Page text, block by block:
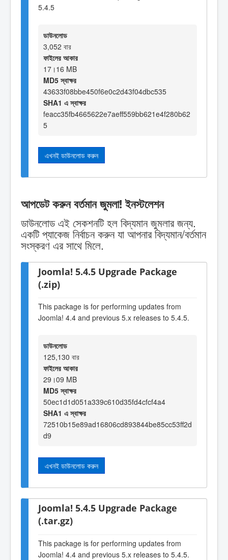
5.4.5
ডাউনলোড
3,052 বার
ফাইলের আকার
17।16 MB
MD5 স্বাক্ষর
43633f08bbe450f6e0c2d43f04dbc535
SHA1 এ স্বাক্ষর
feacc35fb4665622e7aeff559bb621e4f280b62
5
এখনই ডাউনলোড করুন
আপডেট করুন বর্তমান জুমলা! ইনস্টলেশন
ডাউনলোড এই সেকশনটি হল বিদ্যমান জুমলার জন্য.
একটি প্যাকেজ নির্বাচন করুন যা আপনার বিদ্যমান/বর্তমান
সংস্করণ এর সাথে মিলে.
Joomla! 5.4.5 Upgrade Package
(.zip)
This package is for performing updates from
Joomla! 4.4 and previous 5.x releases to 5.4.5.
ডাউনলোড
125,130 বার
ফাইলের আকার
29।09 MB
MD5 স্বাক্ষর
50ec1d1d051a339c610d35fd4cfcf4a4
SHA1 এ স্বাক্ষর
72510b15e89ad16806cd893844be85cc53ff2d
d9
এখনই ডাউনলোড করুন
Joomla! 5.4.5 Upgrade Package
(.tar.gz)
This package is for performing updates from
Joomla! 4.4 and previous 5.x releases to 5.4.5.